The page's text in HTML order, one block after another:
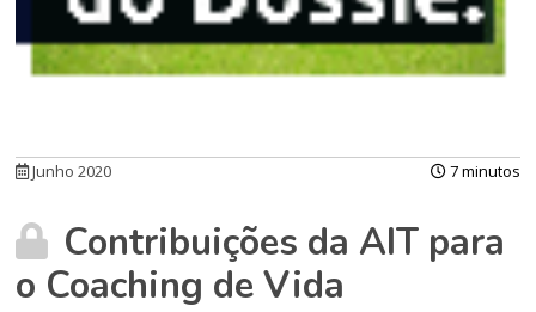
Junho 2020 7 minutos
Contribuições da AIT para
o Coaching de Vida